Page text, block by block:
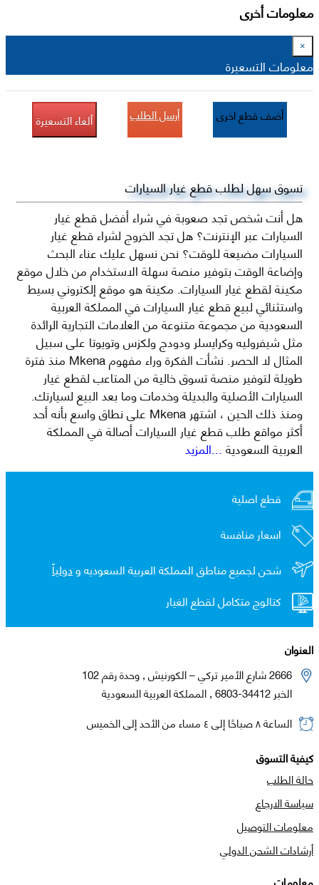
معلومات أخرى
×
معلومات التسعيرة
أضف قطع اخرى أرسل الطلب ألغاء التسعيرة
تسوق سهل لطلب قطع غيار السيارات
هل أنت شخص تجد صعوبة في شراء أفضل قطع غيار
السيارات عبر الإنترنت؟ هل تجد الخروج لشراء قطع غيار
السيارات مضيعة للوقت؟ نحن نسهل عليك عناء البحث
وإضاعة الوقت بتوفير منصة سهلة الاستخدام من خلال موقع
مكينة لقطع غيار السيارات. مكينة هو موقع إلكتروني بسيط
واستثنائي لبيع قطع غيار السيارات في المملكة العربية
السعودية من مجموعة متنوعة من العلامات التجارية الرائدة
مثل شيفروليه وكرايسلر ودودج ولكزس وتويوتا على سبيل
المثال لا الحصر. نشأت الفكرة وراء مفهوم Mkena منذ فترة
طويلة لتوفير منصة تسوق خالية من المتاعب لقطع غيار
السيارات الأصلية والبديلة وخدمات وما بعد البيع لسيارتك.
ومنذ ذلك الحين ، اشتهر Mkena على نطاق واسع بأنه أحد
أكثر مواقع طلب قطع غيار السيارات أصالة في المملكة
العربية السعودية...المزيد
قطع اصلية
اسعار منافسة
شحن لجميع مناطق المملكة العربية السعوديه ودولياً
كتالوج متكامل لقطع الغيار
العنوان
2666 شارع الأمير تركي – الكورنيش , وحدة رقم 102
الخبر 34412-6803 , المملكة العربية السعودية
الساعة ٨ صباحًا إلى ٤ مساء من الأحد إلى الخميس
كيفية التسوق
حالة الطلب
سياسة الارجاع
معلومات التوصيل
أرشادات الشحن الدولي